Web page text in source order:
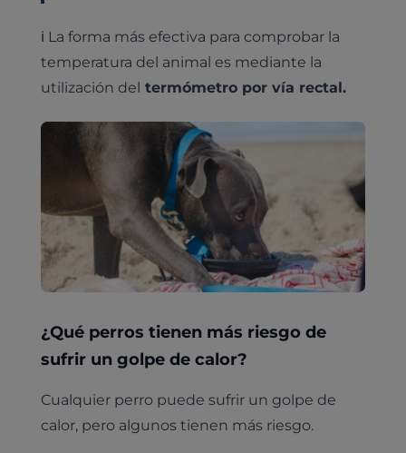
ℹ️ La forma más efectiva para comprobar la
temperatura del animal es mediante la
utilización del termómetro por vía rectal.
¿Qué perros tienen más riesgo de
sufrir un golpe de calor?
Cualquier perro puede sufrir un golpe de
calor, pero algunos tienen más riesgo.